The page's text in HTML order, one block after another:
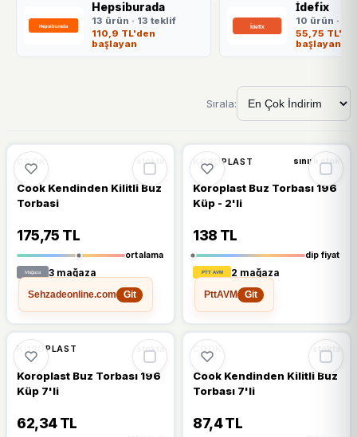
Hepsiburada
13 ürün · 13 teklif
110,9 TL'den
başlayan
İdefix
10 ürün ·
55,75
başlayan
Sırala:
%32 %32 DÜŞTÜ
COOK stokta
Cook Kendinden Kilitli Buz
Torbasi
175,75 TL
ortalama
3 mağaza
Sehzadeonline.com
Git
%73 %73 DÜŞTÜ
KOROPLAST sınırlı stok
Koroplast Buz Torbası 196
Küp - 2'li
138 TL
dip fiyat
2 mağaza
PttAVM
Git
%61 %61 DÜŞTÜ
KOROPLAST stokta
Koroplast Buz Torbası 196
Küp 7'li
62,34 TL
%51 %51 DÜŞTÜ
COOK stokta
Cook Kendinden Kilitli Buz
Torbası 7'li
87,4 TL